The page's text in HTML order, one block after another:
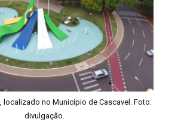
localizado no Município de Cascavel. Foto:
divulgação.